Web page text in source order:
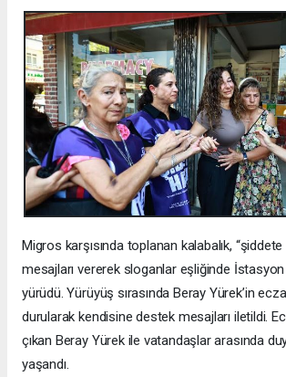
Migros karşısında toplanan kalabalık, “şiddete
mesajları vererek sloganlar eşliğinde İstasyon
yürüdü. Yürüyüş sırasında Beray Yürek’in
durularak kendisine destek mesajları iletildi.
çıkan Beray Yürek ile vatandaşlar arasında
yaşandı.